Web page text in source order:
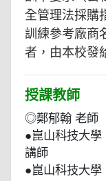
全管理法採購
訓練參考廠商
者，由本校發
授課教師
◎鄭郁翰 老師
●崑山科技大
講師
●崑山科技大